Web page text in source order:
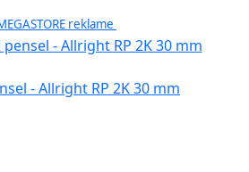
reklame
- Allright RP 2K 30 mm